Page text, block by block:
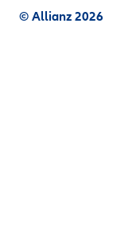
© Allianz 2026